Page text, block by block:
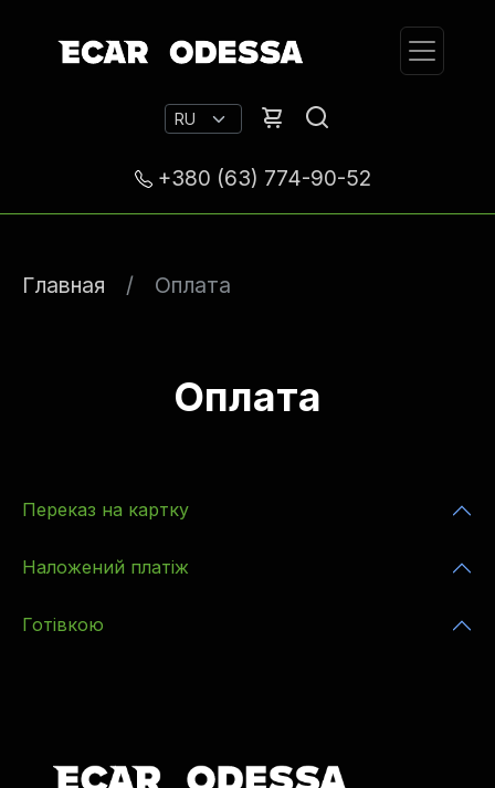
+380 (63) 774-90-52
Главная Оплата
Оплата
Переказ на картку
Наложений платіж
Готівкою